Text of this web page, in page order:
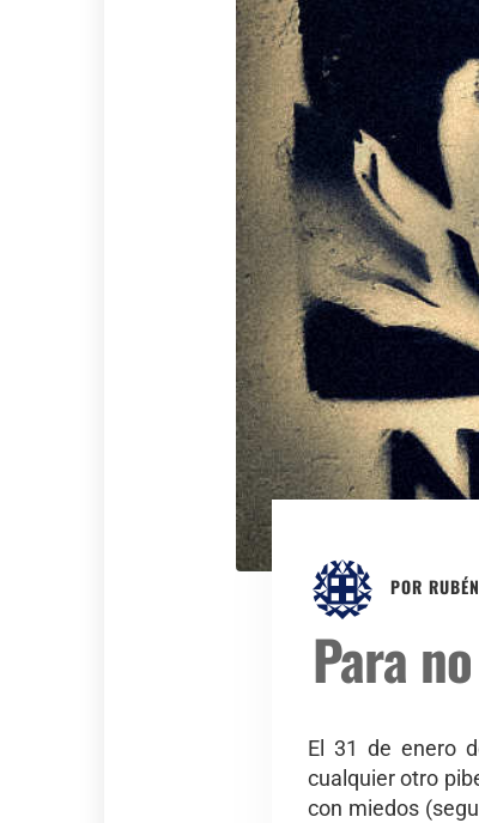
POR
Para
El 31 de enero
cualquier otro
con miedos